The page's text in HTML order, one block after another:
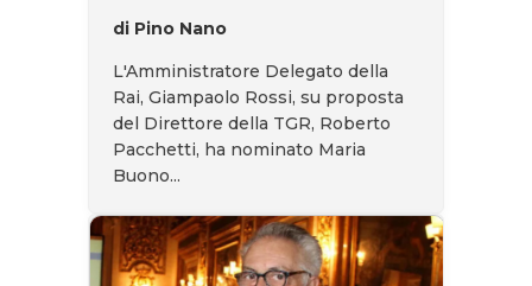
di Pino Nano
L'Amministratore Delegato della
Rai, Giampaolo Rossi, su proposta
del Direttore della TGR, Roberto
Pacchetti, ha nominato Maria
Buono...